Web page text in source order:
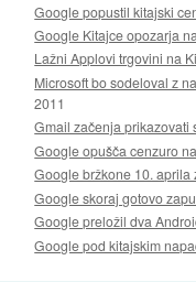
Google popustil kitajski
Google Kitajce opozarja
Lažni Applovi trgovini na
Microsoft bo sodeloval z
2011
Gmail začenja prikazovati
Google opušča cenzuro
Google bržkone 10. aprila
Google skoraj gotovo
Google preložil dva
Google pod kitajskim